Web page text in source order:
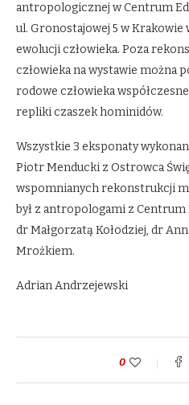
antropologicznej w Centrum
ul. Gronostajowej 5 w Krakowie
ewolucji człowieka. Poza
człowieka na wystawie można
rodowe człowieka
repliki czaszek hominidów.
Wszystkie 3 eksponaty
Piotr Menducki z Ostrowca
wspomnianych rekonstrukcji
był z antropologami z Centrum
dr Małgorzatą Kołodziej, dr
Mrożkiem.
Adrian Andrzejewski
0